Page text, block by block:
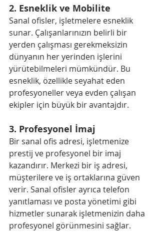
2. Esneklik ve Mobilite
Sanal ofisler, işletmelere esneklik
sunar. Çalışanlarınızın belirli bir
yerden çalışması gerekmeksizin
dünyanın her yerinden işlerini
yürütebilmeleri mümkündür. Bu
esneklik, özellikle seyahat eden
profesyoneller veya evden çalışan
ekipler için büyük bir avantajdır.
3. Profesyonel İmaj
Bir sanal ofis adresi, işletmenize
prestij ve profesyonel bir imaj
kazandırır. Merkezi bir iş adresi,
müşterilere ve iş ortaklarına güven
verir. Sanal ofisler ayrıca telefon
yanıtlaması ve posta yönetimi gibi
hizmetler sunarak işletmenizin daha
profesyonel görünmesini sağlar.